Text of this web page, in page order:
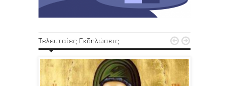
Τελευταίες Εκδηλώσεις  